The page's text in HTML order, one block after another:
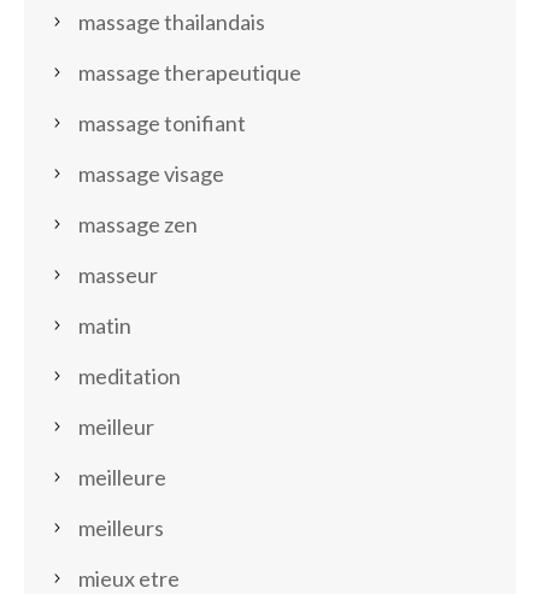
massage thailandais
massage therapeutique
massage tonifiant
massage visage
massage zen
masseur
matin
meditation
meilleur
meilleure
meilleurs
mieux etre